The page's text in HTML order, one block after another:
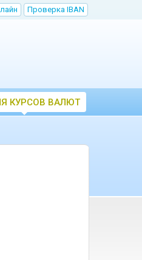
Проверка IBAN
КУРСОВ ВАЛЮТ
ЦБ РФ